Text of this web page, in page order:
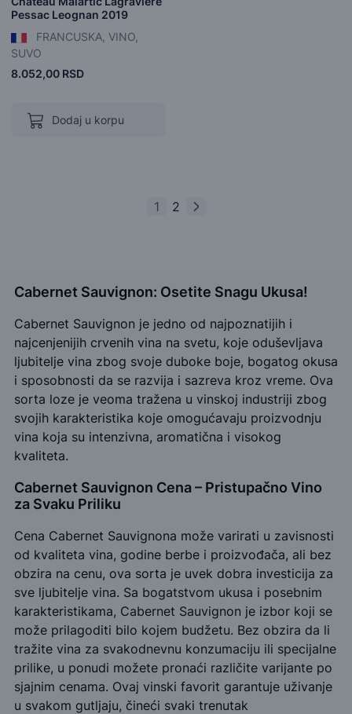
Pessac Leognan 2019
FRANCUSKA, VINO,
SUVO
8.052,00 RSD
Dodaj u korpu
1 2
Cabernet Sauvignon: Osetite Snagu Ukusa!
Cabernet Sauvignon je jedno od najpoznatijih i
najcenjenijih crvenih vina na svetu, koje oduševljava
ljubitelje vina zbog svoje duboke boje, bogatog okusa
i sposobnosti da se razvija i sazreva kroz vreme. Ova
sorta loze je veoma tražena u vinskoj industriji zbog
svojih karakteristika koje omogućavaju proizvodnju
vina koja su intenzivna, aromatična i visokog
kvaliteta.
Cabernet Sauvignon Cena – Pristupačno Vino
za Svaku Priliku
Cena Cabernet Sauvignona može varirati u zavisnosti
od kvaliteta vina, godine berbe i proizvođača, ali bez
obzira na cenu, ova sorta je uvek dobra investicija za
sve ljubitelje vina. Sa bogatstvom ukusa i posebnim
karakteristikama, Cabernet Sauvignon je izbor koji se
može prilagoditi bilo kojem budžetu. Bez obzira da li
tražite vina za svakodnevnu konzumaciju ili specijalne
prilike, u ponudi možete pronaći različite varijante po
sjajnim cenama. Ovaj vinski favorit garantuje uživanje
u svakom gutljaju, čineći svaki trenutak